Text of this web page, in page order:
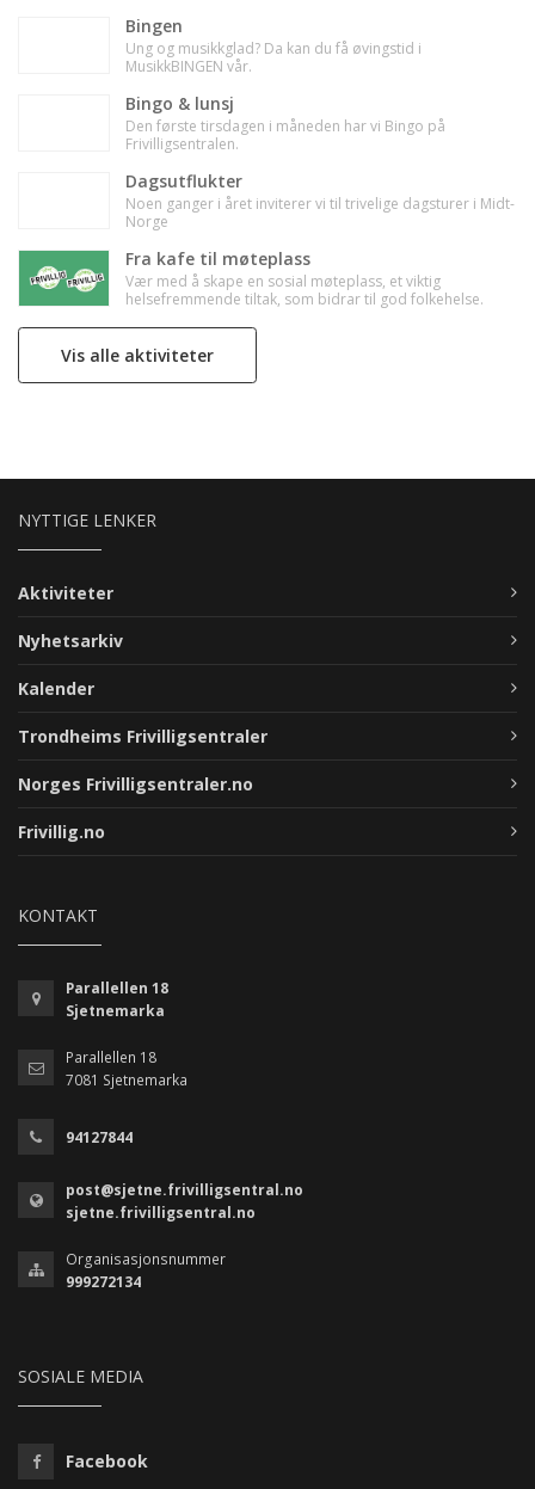
Bingen
Ung og musikkglad? Da kan du få øvingstid i
MusikkBINGEN vår.
Bingo & lunsj
Den første tirsdagen i måneden har vi Bingo på
Frivilligsentralen.
Dagsutflukter
Noen ganger i året inviterer vi til trivelige dagsturer i Midt-
Norge
Fra kafe til møteplass
Vær med å skape en sosial møteplass, et viktig
helsefremmende tiltak, som bidrar til god folkehelse.
Vis alle aktiviteter
NYTTIGE LENKER
Aktiviteter
Nyhetsarkiv
Kalender
Trondheims Frivilligsentraler
Norges Frivilligsentraler.no
Frivillig.no
KONTAKT
Parallellen 18
Sjetnemarka
Parallellen 18
7081 Sjetnemarka
94127844
post@sjetne.frivilligsentral.no
sjetne.frivilligsentral.no
Organisasjonsnummer
999272134
SOSIALE MEDIA
Facebook